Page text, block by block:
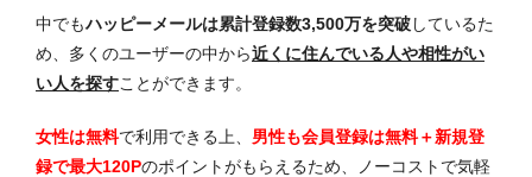
中でもハッピーメールは累計登録数3,500万を突破しているた
め、多くのユーザーの中から近くに住んでいる人や相性がい
い人を探すことができます。
女性は無料で利用できる上、 男性も会員登録は無料＋新規登
録で最大120Pのポイントがもらえるため、ノーコストで気軽